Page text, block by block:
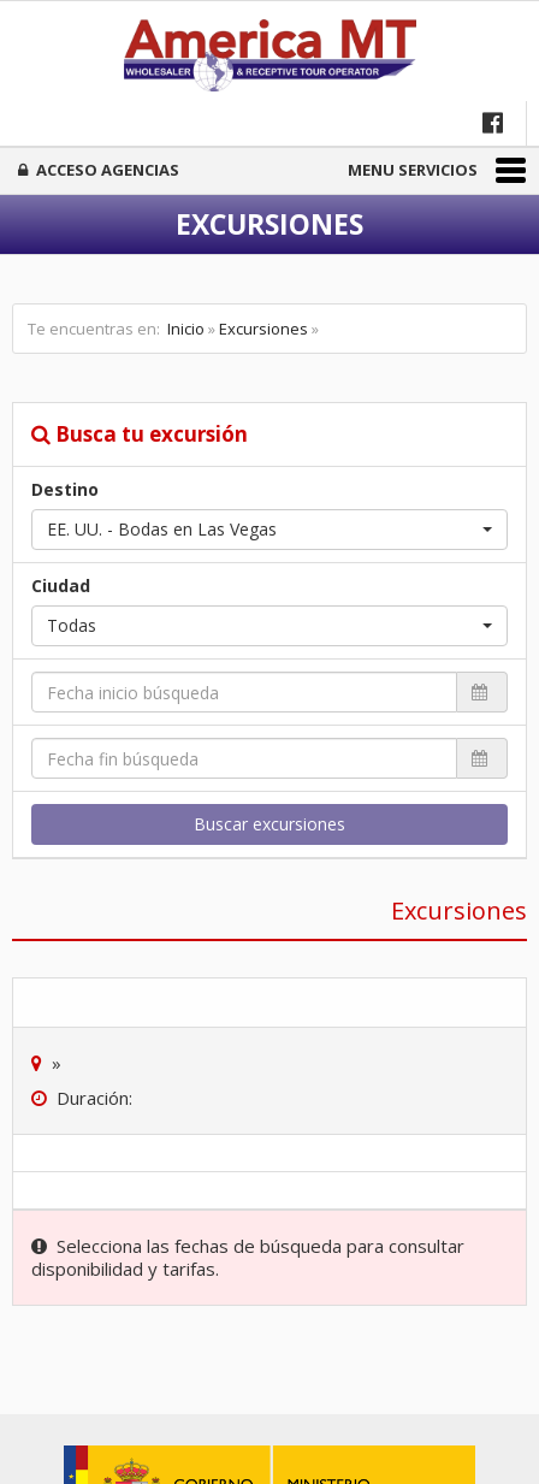
ACCESO AGENCIAS MENU SERVICIOS
EXCURSIONES
Te encuentras en: Inicio »Excursiones »
Busca tu excursión
Destino
EE. UU. - Bodas en Las Vegas
Ciudad
Todas
Buscar excursiones
Excursiones
»
Duración:
Selecciona las fechas de búsqueda para consultar
disponibilidad y tarifas.